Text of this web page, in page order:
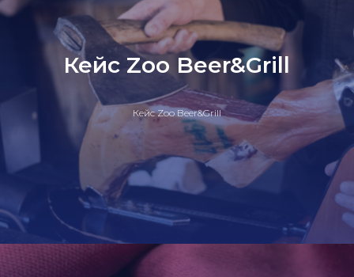
Кейс Zoo Beer&Grill
Кейс Zoo Beer&Grill